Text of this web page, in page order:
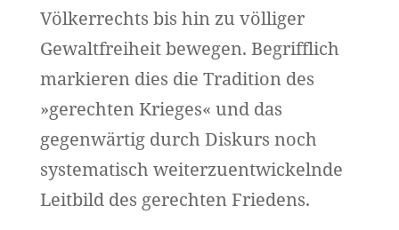
Völkerrechts bis hin zu völliger
Gewaltfreiheit bewegen. Begrifflich
markieren dies die Tradition des
»gerechten Krieges« und das
gegenwärtig durch Diskurs noch
systematisch weiterzuentwickelnde
Leitbild des gerechten Friedens.